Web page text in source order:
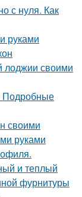
с нуля. Как
руками
лоджии своими
Подробные
своими
руками
и теплый
фурнитуры